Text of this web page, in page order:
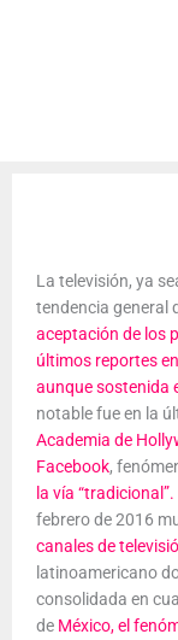
La televisión, ya
tendencia general
aceptación de los
últimos reportes
aunque sostenida
notable fue en la
Academia de
Facebook,
la vía “tradicional”.
febrero de 2016
canales de
latinoamericano
consolidada en
de México, el